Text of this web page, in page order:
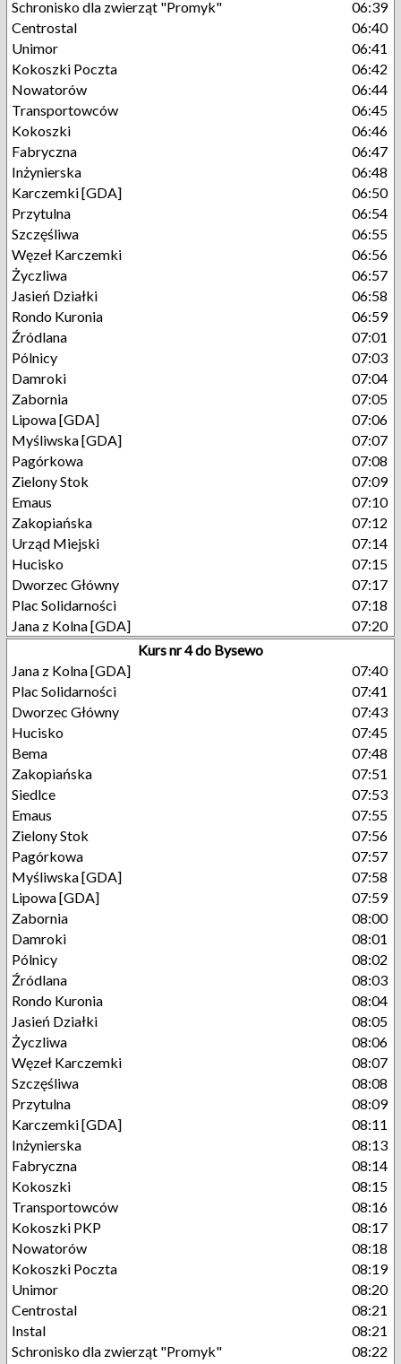
Schronisko dla zwierząt "Promyk"
06:39
Centrostal
06:40
Unimor
06:41
Kokoszki Poczta
06:42
Nowatorów
06:44
Transportowców
06:45
Kokoszki
06:46
Fabryczna
06:47
Inżynierska
06:48
Karczemki [GDA]
06:50
Przytulna
06:54
Szczęśliwa
06:55
Węzeł Karczemki
06:56
Życzliwa
06:57
Jasień Działki
06:58
Rondo Kuronia
06:59
Źródlana
07:01
Pólnicy
07:03
Damroki
07:04
Zabornia
07:05
Lipowa [GDA]
07:06
Myśliwska [GDA]
07:07
Pagórkowa
07:08
Zielony Stok
07:09
Emaus
07:10
Zakopiańska
07:12
Urząd Miejski
07:14
Hucisko
07:15
Dworzec Główny
07:17
Plac Solidarności
07:18
Jana z Kolna [GDA]
07:20
Kurs nr 4 do Bysewo
Jana z Kolna [GDA]
07:40
Plac Solidarności
07:41
Dworzec Główny
07:43
Hucisko
07:45
Bema
07:48
Zakopiańska
07:51
Siedlce
07:53
Emaus
07:55
Zielony Stok
07:56
Pagórkowa
07:57
Myśliwska [GDA]
07:58
Lipowa [GDA]
07:59
Zabornia
08:00
Damroki
08:01
Pólnicy
08:02
Źródlana
08:03
Rondo Kuronia
08:04
Jasień Działki
08:05
Życzliwa
08:06
Węzeł Karczemki
08:07
Szczęśliwa
08:08
Przytulna
08:09
Karczemki [GDA]
08:11
Inżynierska
08:13
Fabryczna
08:14
Kokoszki
08:15
Transportowców
08:16
Kokoszki PKP
08:17
Nowatorów
08:18
Kokoszki Poczta
08:19
Unimor
08:20
Centrostal
08:21
Instal
08:21
Schronisko dla zwierząt "Promyk"
08:22